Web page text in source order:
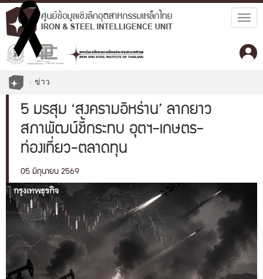
ข่าว
5 มรสุม ‘สงครามอิหร่าน’ ลากยาว
สภาพัฒน์ชี้กระทบ อุตฯ-เกษตร-
ท่องเที่ยว-ตลาดทุน
05 มิถุนายน 2569